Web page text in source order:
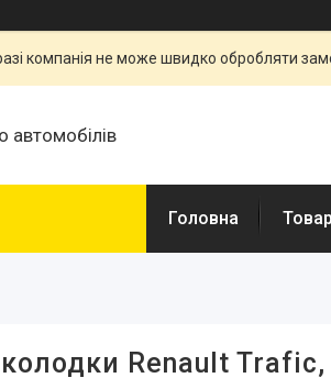
компанія не може швидко обробляти
автомобілів
Головна
колодки Renault